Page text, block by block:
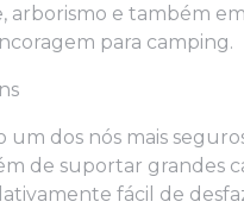
arborismo e também em
para camping.
um dos nós mais
de suportar grandes
fácil de